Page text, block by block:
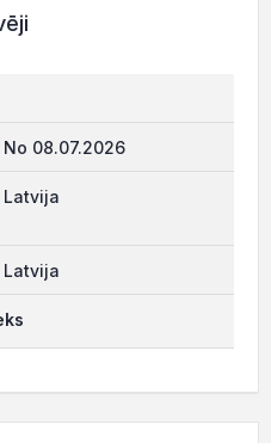
No 08.07.2026
Latvija
Latvija